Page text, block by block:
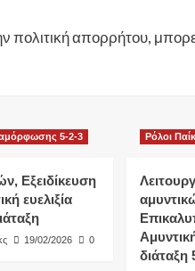
πολιτική απορρήτου,
5-2-3
Εξειδίκευση
ευελιξία
19/02/2026 0
Ρόλοι
διάταξη